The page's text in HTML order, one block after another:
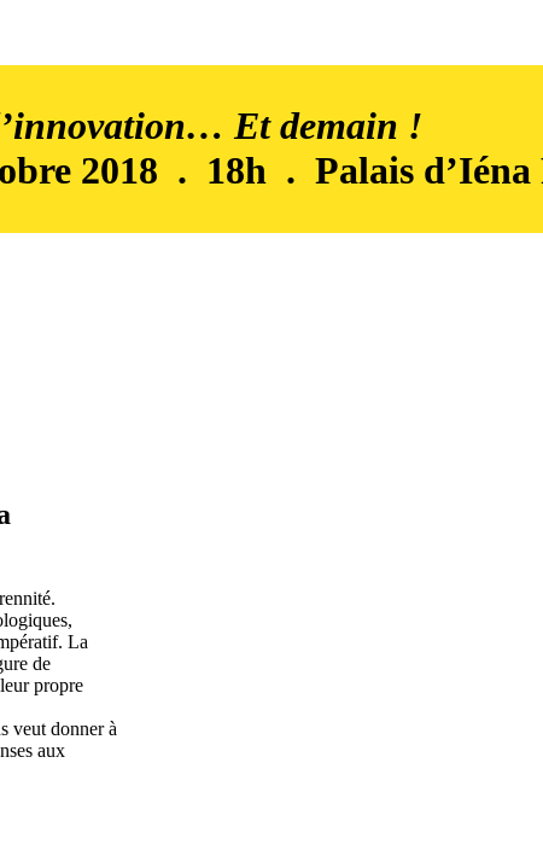
Et demain !
2018 . 18h . Palais d’Iéna
La
de
propre
veut donner à
aux